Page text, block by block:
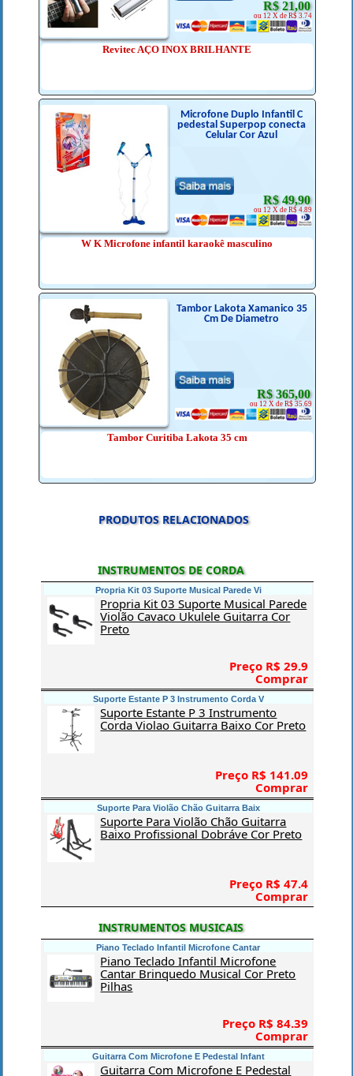
R$ 21,00
ou 12 X de R$ 3.74
Revitec AÇO INOX BRILHANTE
Microfone Duplo Infantil C
pedestal Superpop conecta
Celular Cor Azul
R$ 49,90
ou 12 X de R$ 4.89
W K Microfone infantil karaokê masculino
Tambor Lakota Xamanico 35
Cm De Diametro
R$ 365,00
ou 12 X de R$ 35.69
Tambor Curitiba Lakota 35 cm
PRODUTOS RELACIONADOS
INSTRUMENTOS DE CORDA
Propria Kit 03 Suporte Musical Parede Vi
Propria Kit 03 Suporte Musical Parede
Violão Cavaco Ukulele Guitarra Cor
Preto
Preço R$ 29.9
Comprar
Suporte Estante P 3 Instrumento Corda V
Suporte Estante P 3 Instrumento
Corda Violao Guitarra Baixo Cor Preto
Preço R$ 141.09
Comprar
Suporte Para Violão Chão Guitarra Baix
Suporte Para Violão Chão Guitarra
Baixo Profissional Dobráve Cor Preto
Preço R$ 47.4
Comprar
INSTRUMENTOS MUSICAIS
Piano Teclado Infantil Microfone Cantar
Piano Teclado Infantil Microfone
Cantar Brinquedo Musical Cor Preto
Pilhas
Preço R$ 84.39
Comprar
Guitarra Com Microfone E Pedestal Infant
Guitarra Com Microfone E Pedestal